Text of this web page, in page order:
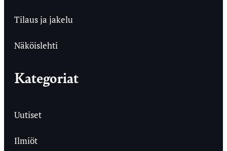
Tilaus ja jakelu
Näköislehti
Kategoriat
Uutiset
Ilmiöt